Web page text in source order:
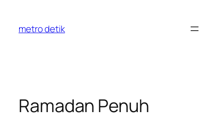
content
metro detik
Ramadan Penuh